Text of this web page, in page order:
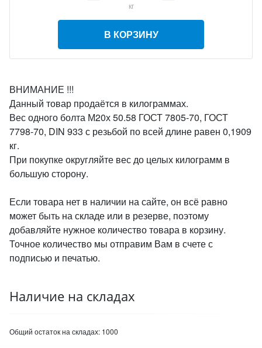
кг
В КОРЗИНУ
ВНИМАНИЕ !!!
Данный товар продаётся в килограммах.
Вес одного болта М20х 50.58 ГОСТ 7805-70, ГОСТ
7798-70, DIN 933 с резьбой по всей длине равен 0,1909
кг.
При покупке округляйте вес до целых килограмм в
большую сторону.
Если товара нет в наличии на сайте, он всё равно
может быть на складе или в резерве, поэтому
добавляйте нужное количество товара в корзину.
Точное количество мы отправим Вам в счете с
подписью и печатью.
Наличие на складах
Общий остаток на складах: 1000